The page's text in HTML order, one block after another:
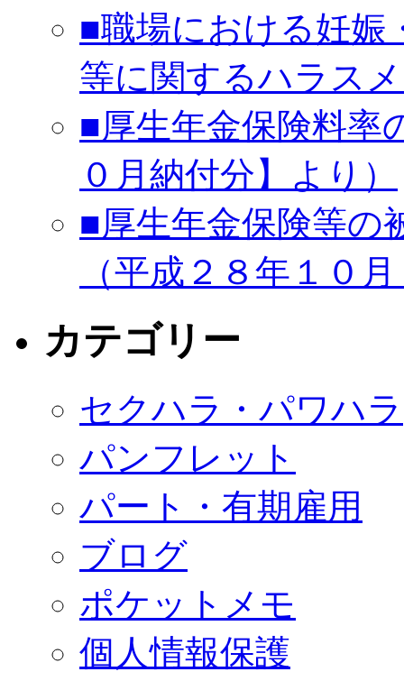
■職場における妊娠
等に関するハラス
■厚生年金保険料率
０月納付分】より）
■厚生年金保険等の
（平成２８年１０
カテゴリー
セクハラ・パワハラ
パンフレット
パート・有期雇用
ブログ
ポケットメモ
個人情報保護